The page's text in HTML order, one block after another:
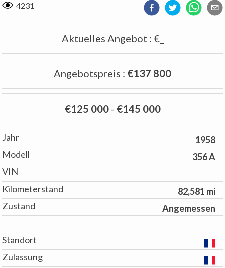
4231
Aktuelles Angebot : €_
Angebotspreis : €137 800
€125 000- €145 000
Jahr
1958
Modell
356 A
VIN
Kilometerstand
82,581 mi
Zustand
Angemessen
Standort
Zulassung